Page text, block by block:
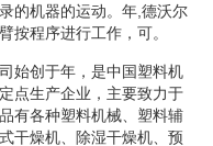
的机器的运动。年,德沃尔
按程序进行工作，可。
始创于年，是中国塑料机
点生产企业，主要致力于
有各种塑料机械、塑料辅
干燥机、除湿干燥机、预